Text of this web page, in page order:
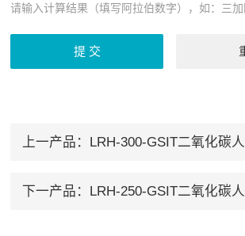
请输入计算结果（填写阿拉伯数字），如：三
上一产品： LRH-300-GSIT二氧化碳
下一产品： LRH-250-GSIT二氧化碳